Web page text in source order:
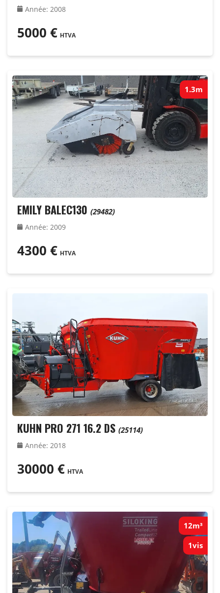
Année: 2008
5000 € HTVA
1.3m
EMILY BALEC130 (29482)
Année: 2009
4300 € HTVA
KUHN PRO 271 16.2 DS (25114)
Année: 2018
30000 € HTVA
12m³
1vis